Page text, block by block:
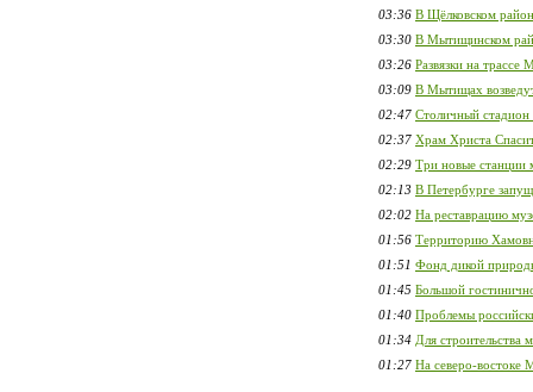
03:36 В Щёлковском
03:30 В Мытищинском
03:26 Развязки на
03:09 В Мытищах
02:47 Столичный
02:37 Храм Христа
02:29 Три новые станции
02:13 В Петербурге
02:02 На реставрацию
01:56 Территорию
01:51 Фонд дикой
01:45 Большой
01:40 Проблемы
01:34 Для строительства
01:27 На северо-востоке